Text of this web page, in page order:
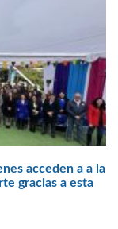
acceden a a la
gracias a esta